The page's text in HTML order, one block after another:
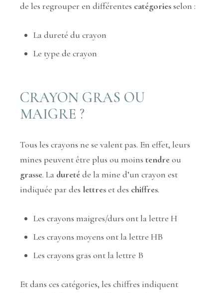
de les regrouper en différentes catégoriesselon :
La dureté du crayon
Le type de crayon
CRAYON GRAS OU
MAIGRE ?
Tous les crayons ne se valent pas. En effet, leurs
mines peuvent être plus ou moins tendreou
grasse. La duretéde la mine d’un crayon est
indiquée par des lettreset des chiffres.
Les crayons maigres/durs ont la lettre H
Les crayons moyens ont la lettre HB
Les crayons gras ont la lettre B
Et dans ces catégories, les chiffres indiquent